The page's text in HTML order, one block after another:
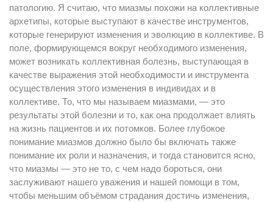
патологию. Я считаю, что миазмы похожи на коллективные
архетипы, которые выступают в качестве инструментов,
которые генерируют изменения и эволюцию в коллективе. В
поле, формирующемся вокруг необходимого изменения,
может возникать коллективная болезнь, выступающая в
качестве выражения этой необходимости и инструмента
осуществления этого изменения в индивидах и в
коллективе. То, что мы называем миазмами, — это
результаты этой болезни и то, как она продолжает влиять
на жизнь пациентов и их потомков. Более глубокое
понимание миазмов должно было бы включать также
понимание их роли и назначения, и тогда становится ясно,
что миазмы — это не то, с чем надо бороться, они
заслуживают нашего уважения и нашей помощи в том,
чтобы меньшим объёмом страдания достичь изменения,